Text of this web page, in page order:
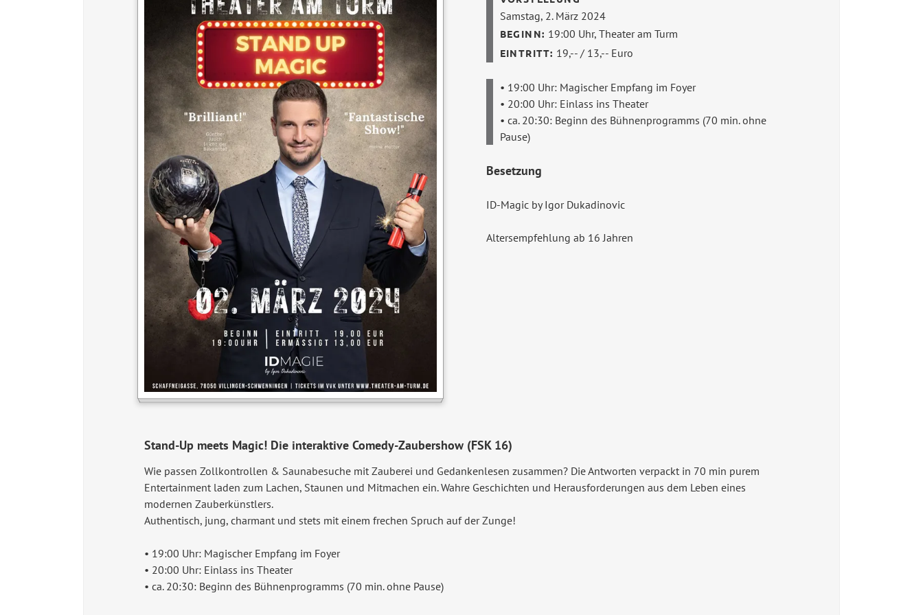
Samstag, 2. März 2024
19:00 Uhr, Theater am Turm
19,-- / 13,-- Euro
• 19:00 Uhr: Magischer Empfang im Foyer
• 20:00 Uhr: Einlass ins Theater
• ca. 20:30: Beginn des Bühnenprogramms (70 min. ohne
Pause)
Besetzung
ID-Magic by Igor Dukadinovic
Altersempfehlung ab 16 Jahren
Stand-Up meets Magic! Die interaktive Comedy-Zaubershow (FSK 16)
Wie passen Zollkontrollen & Saunabesuche mit Zauberei und Gedankenlesen zusammen? Die Antworten verpackt in 70 min purem
Entertainment laden zum Lachen, Staunen und Mitmachen ein. Wahre Geschichten und Herausforderungen aus dem Leben eines
modernen Zauberkünstlers.
Authentisch, jung, charmant und stets mit einem frechen Spruch auf der Zunge!
• 19:00 Uhr: Magischer Empfang im Foyer
• 20:00 Uhr: Einlass ins Theater
• ca. 20:30: Beginn des Bühnenprogramms (70 min. ohne Pause)